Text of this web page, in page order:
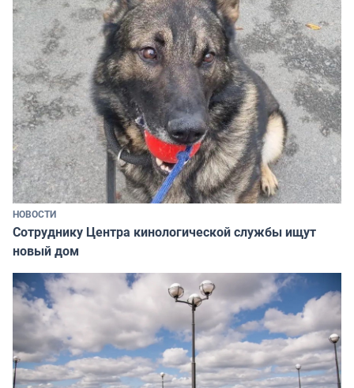
НОВОСТИ
Сотруднику Центра кинологической службы ищут
новый дом